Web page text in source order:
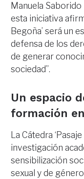
Manuela
esta iniciativa
Begoña’ será un
defensa de los
de generar
sociedad”.
Un espacio
formación
La Cátedra
investigación
sensibilización
sexual y de